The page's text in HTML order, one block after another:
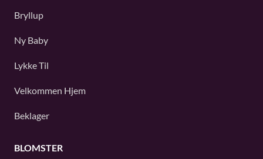
Bryllup
Ny Baby
Lykke Til
Velkommen Hjem
Beklager
BLOMSTER